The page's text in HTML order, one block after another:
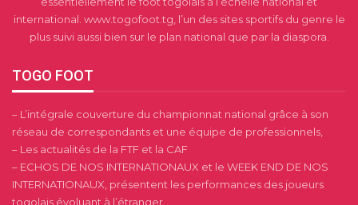
international. www.togofoot.tg, l’un des sites sportifs du genre le
plus suivi aussi bien sur le plan national que par la diaspora.
TOGO FOOT
– L’intégrale couverture du championnat national grâce à son
réseau de correspondants et une équipe de professionnels,
– Les actualités de la FTF et la CAF
– ECHOS DE NOS INTERNATIONAUX et le WEEK END DE NOS
INTERNATIONAUX, présentent les performances des joueurs
togolais évoluant à l’étranger,